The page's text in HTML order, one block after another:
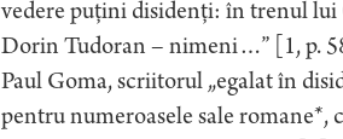
vedere puţini disidenţi: în trenul lui
Dorin Tudoran – nimeni…” [1, p.
Paul Goma, scriitorul „egalat în
pentru numeroasele sale romane*,